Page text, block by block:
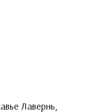
Лавернь,